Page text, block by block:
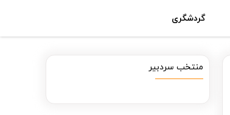
گردشگری
منتخب سردبیر